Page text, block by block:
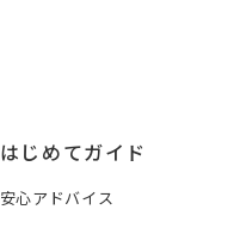
はじめてガイド
安心アドバイス